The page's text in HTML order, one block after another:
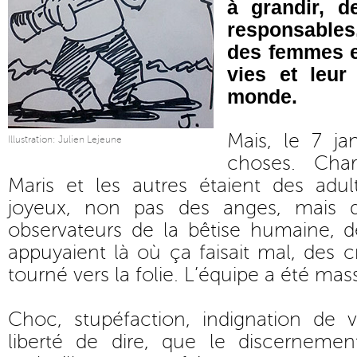
Illustration: Julien Lejeune
à grandir,
des femmes
vies et leur
monde.
Mais, le 7
choses.
Maris et les autres étaient des
joyeux, non pas des anges, mais
observateurs de la bêtise humaine,
appuyaient là où ça faisait mal, des
tourné vers la folie. L’équipe a été
Choc, stupéfaction, indignation de
liberté de dire, que le